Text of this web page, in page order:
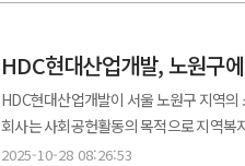
HDC현대산업개발, 노원구
HDC현대산업개발이 서울 노원구 지역
회사는 사회공헌활동의 목적으로 지역복
업계에 따르면 HDC현대산업개발은 최근
2025-10-28 08:26:53